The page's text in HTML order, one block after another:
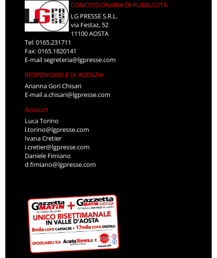
CONCESSIONARIA DI PUBBLICITÀ
LG PRESSE S.R.L.
via Festaz, 52
11100 AOSTA
Tel: 0165.231711
Fax: 0165.1820141
E-mailsegreteria@lgpresse.com
RESPONSABILE DI AGENZIA
Arianna Gori Chisari
E-maila.chisari@lgpresse.com
Account
Luca Torino
l.torino@lgpresse.com
Ivana Cretier
i.cretier@lgpresse.com
Daniele Fimiano
d.fimiano@lgpresse.com